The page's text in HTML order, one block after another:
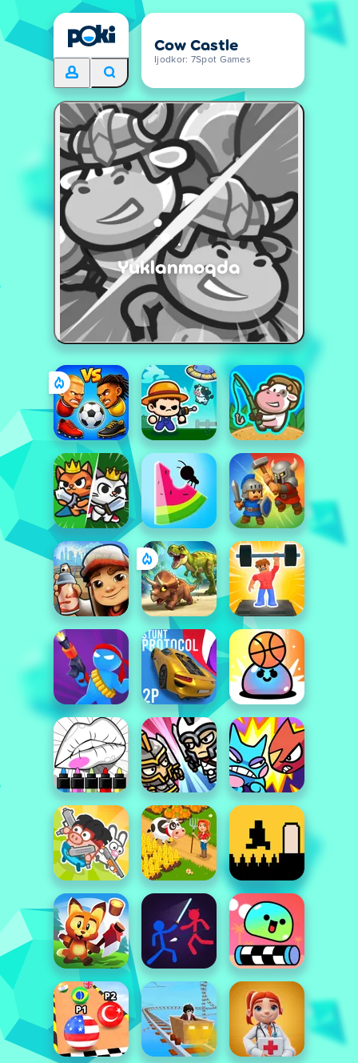
Cow Castle
Ijodkor: 7Spot Games
Yuklanmoqda